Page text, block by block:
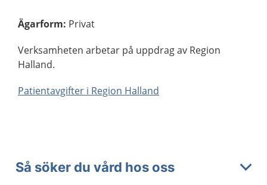
Ägarform: Privat
Verksamheten arbetar på uppdrag av Region
Halland.
Patientavgifter i Region Halland
Så söker du vård hos oss